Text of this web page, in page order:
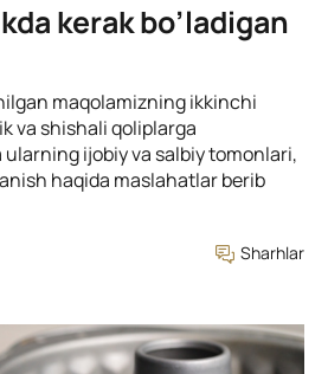
kerak bo’ladigan
maqolamizning ikkinchi
va shishali qoliplarga
ularning ijobiy va salbiy tomonlari,
haqida maslahatlar berib
Sharhlar